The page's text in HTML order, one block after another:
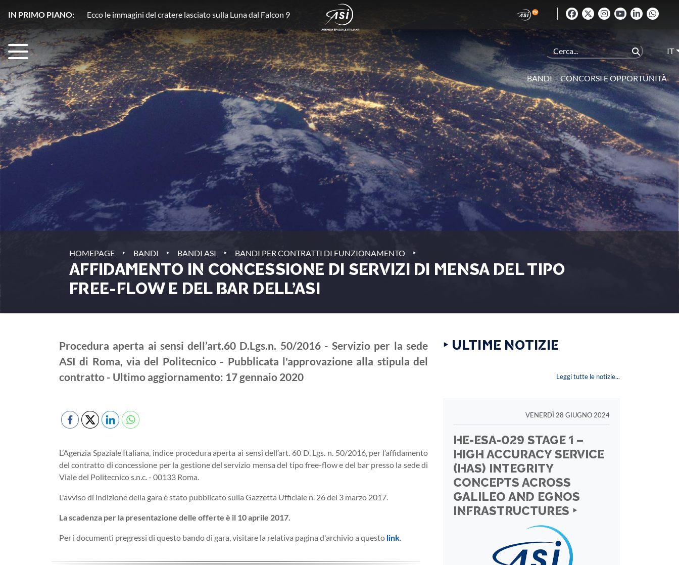
IN PRIMO PIANO: Plutone, azoto in movimento
IT
BANDI CONCORSI E OPPORTUNITÀ
HOMEPAGE ‣ BANDI ‣ BANDI ASI ‣ BANDI PER CONTRATTI DI FUNZIONAMENTO ‣
AFFIDAMENTO IN CONCESSIONE DI SERVIZI DI MENSA DEL TIPO
FREE-FLOW E DEL BAR DELL’ASI
Procedura aperta ai sensi dell’art.60 D.Lgs.n. 50/2016 - Servizio per la sede
ASI di Roma, via del Politecnico - Pubblicata l'approvazione alla stipula del
contratto - Ultimo aggiornamento: 17 gennaio 2020
L’Agenzia Spaziale Italiana, indice procedura aperta ai sensi dell’art. 60 D. Lgs. n. 50/2016, per l’affidamento
del contratto di concessione per la gestione del servizio mensa del tipo free-flow e del bar presso la sede di
Viale del Politecnico s.n.c. - 00133 Roma.
L'avviso di indizione della gara è stato pubblicato sulla Gazzetta Ufficiale n. 26 del 3 marzo 2017.
La scadenza per la presentazione delle offerte è il 10 aprile 2017.
Per i documenti pregressi di questo bando di gara, visitare la relativa pagina d'archivio a questo link.
‣ ULTIME NOTIZIE
Leggi tutte le notizie...
VENERDÌ 28 GIUGNO 2024
HE-ESA-029 STAGE 1 –
HIGH ACCURACY SERVICE
(HAS) INTEGRITY
CONCEPTS ACROSS
GALILEO AND EGNOS
INFRASTRUCTURES ‣